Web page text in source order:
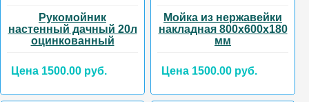
Рукомойник
настенный дачный 20л
оцинкованный
Цена 1500.00 руб.
Мойка из нержавейки
накладная 800х600х180
мм
Цена 1500.00 руб.